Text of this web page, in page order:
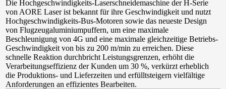
Die Hochgeschwindigkeits-Laserschneidemaschine der H-Serie
von AORE Laser ist bekannt für ihre Geschwindigkeit und nutzt
Hochgeschwindigkeits-Bus-Motoren sowie das neueste Design
von Flugzeugaluminiumpuffern, um eine maximale
Beschleunigung von 4G und eine maximale gleichzeitige Betriebs-
Geschwindigkeit von bis zu 200 m/min zu erreichen. Diese
schnelle Reaktion durchbricht Leistungsgrenzen, erhöht die
Verarbeitungseffizienz der Kunden um 30 %, verkürzt erheblich
die Produktions- und Lieferzeiten und erfülltsteigern vielfältige
Anforderungen an effizientes Bearbeiten.